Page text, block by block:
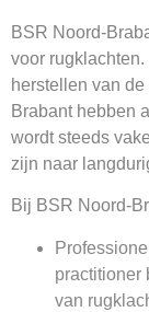
BSR Noord-
voor
herstellen van
Brabant hebben
wordt steeds
zijn naar
Bij BSR Noord-
practitioner
van